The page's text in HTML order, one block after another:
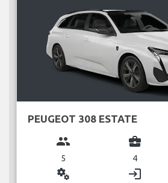
PEUGEOT 308 ESTATE
group
5
business_center
4
miscellaneous_services login